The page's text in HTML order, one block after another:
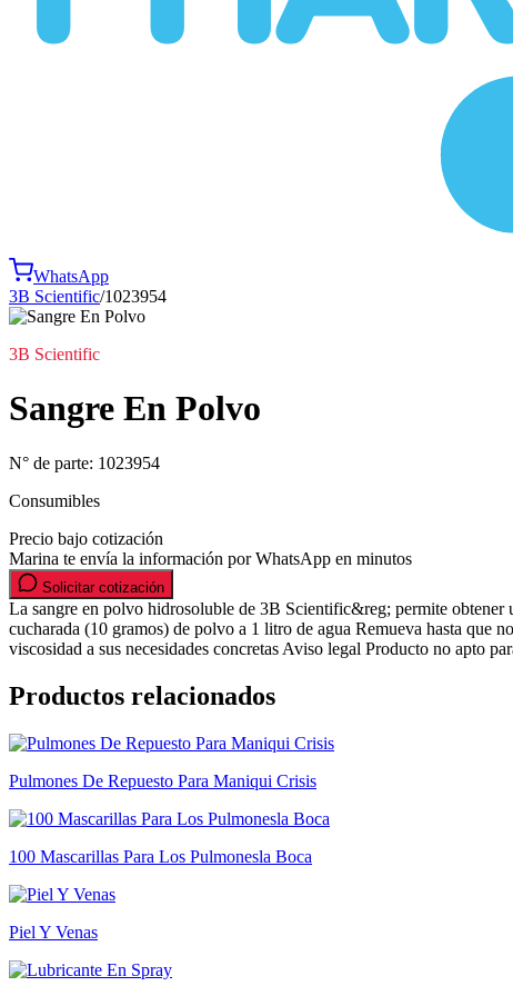
WhatsApp
3B Scientific/1023954
3B Scientific
Sangre En Polvo
N° de parte: 1023954
Consumibles
Precio bajo cotización
Marina te envía la información por WhatsApp en minutos
Solicitar cotización
La sangre en polvo hidrosoluble de 3B Scientific&reg; permite obtener
cucharada (10 gramos) de polvo a 1 litro de agua Remueva hasta que
viscosidad a sus necesidades concretas Aviso legal Producto no apto
Productos relacionados
Pulmones De Repuesto Para Maniqui Crisis
100 Mascarillas Para Los Pulmonesla Boca
Piel Y Venas